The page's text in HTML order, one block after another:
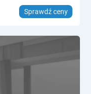
Sprawdź ceny